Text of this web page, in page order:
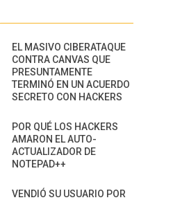
EL MASIVO CIBERATAQUE
CONTRA CANVAS QUE
PRESUNTAMENTE
TERMINÓ EN UN ACUERDO
SECRETO CON HACKERS
POR QUÉ LOS HACKERS
AMARON EL AUTO-
ACTUALIZADOR DE
NOTEPAD++
VENDIÓ SU USUARIO POR